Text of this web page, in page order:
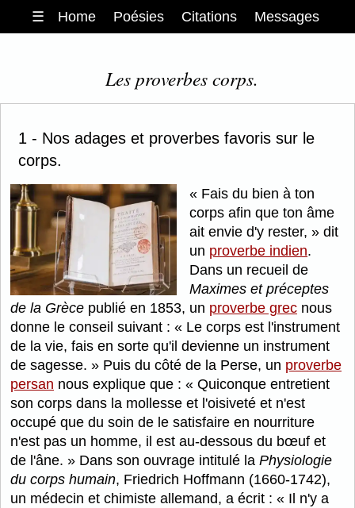
☰ Home Poésies Citations Messages
Les proverbes corps.
1 - Nos adages et proverbes favoris sur le
corps.
Fais du bien à ton
corps afin que ton âme
ait envie d'y rester,
dit
un proverbe indien.
Dans un recueil de
Maximes et préceptes
de la Grèce publié en 1853, un proverbe grec nous
donne le conseil suivant :
Le corps est l'instrument
de la vie, fais en sorte qu'il devienne un instrument
de sagesse.
Puis du côté de la Perse, un proverbe
persan nous explique que :
Quiconque entretient
son corps dans la mollesse et l'oisiveté et n'est
occupé que du soin de le satisfaire en nourriture
n'est pas un homme, il est au-dessous du bœuf et
de l'âne.
Dans son ouvrage intitulé la Physiologie
du corps humain, Friedrich Hoffmann (1660-1742),
un médecin et chimiste allemand, a écrit :
Il n'y a